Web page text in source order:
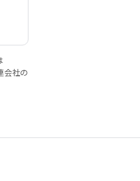
会社の